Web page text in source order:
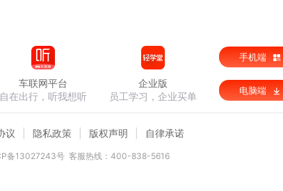
车联网平台
自在出行，听我想听
企业版
员工学习，企业买单
手机端
电脑端
议 隐私政策 版权声明 自律承诺
备13027243号 客服热线：400-838-5616